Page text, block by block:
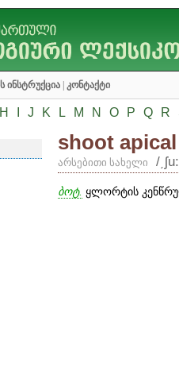
ინსტრუქცია კონტაქტი
H J K L M N O P Q R
shoot
არსებითი სახელი /
ბოტ. ყლორტის